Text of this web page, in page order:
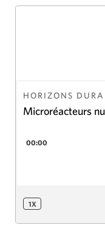
HORIZONS
Microréacteurs
canadien et les
00:00
1X